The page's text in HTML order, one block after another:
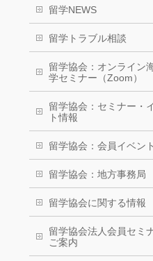
留学NEWS
留学トラブル相談
留学協会：オンライン
学セミナー（Zoom）
留学協会：セミナー・
ト情報
留学協会：会員イベント
留学協会：地方事務局
留学協会に関する情報
留学協会法人会員セミ
ご案内